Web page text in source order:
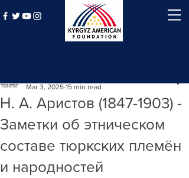
Н. А. Аристов (1847-1903) -
Заметки об этническом
составе тюркских племён
и народностей
Mar 3, 2025 15 min read